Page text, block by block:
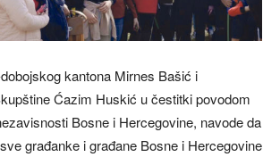
kantona Mirnes Bašić i
Ćazim Huskić u čestitki povodom
Bosne i Hercegovine, navode da
građanke i građane Bosne i Hercegovine